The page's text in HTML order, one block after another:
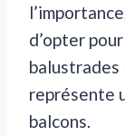
d’opter
balustrades
représente
balcons.